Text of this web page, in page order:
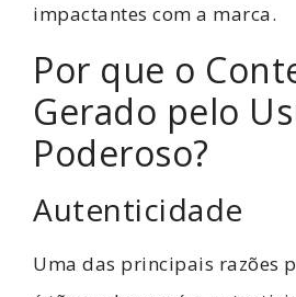
impactantes com a marca.
Por que o
Gerado pelo
Poderoso?
Autenticidade
Uma das principais razões